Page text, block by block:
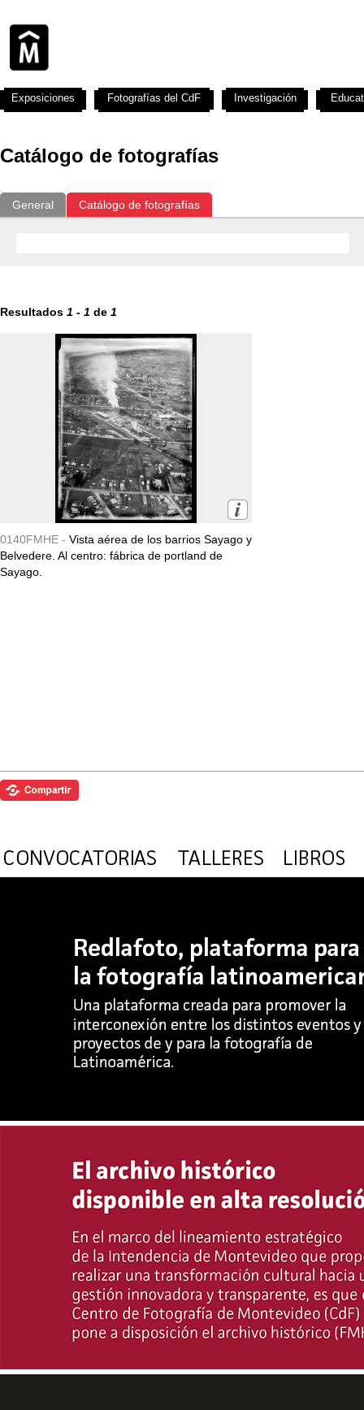
Catálogo de fotografías
General Catálogo de fotografías
Resultados 1 - 1 de 1
0140FMHE - Vista aérea de los barrios Sayago y
Belvedere. Al centro: fábrica de portland de
Sayago.
Exposiciones Fotografías del CdF Investigación